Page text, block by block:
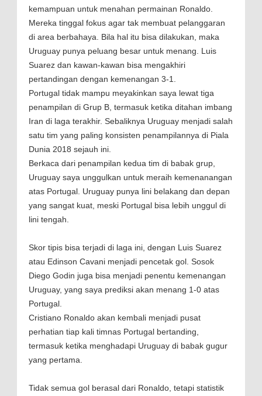
kemampuan untuk menahan permainan Ronaldo.
Mereka tinggal fokus agar tak membuat pelanggaran
di area berbahaya. Bila hal itu bisa dilakukan, maka
Uruguay punya peluang besar untuk menang. Luis
Suarez dan kawan-kawan bisa mengakhiri
pertandingan dengan kemenangan 3-1.
Portugal tidak mampu meyakinkan saya lewat tiga
penampilan di Grup B, termasuk ketika ditahan imbang
Iran di laga terakhir. Sebaliknya Uruguay menjadi salah
satu tim yang paling konsisten penampilannya di Piala
Dunia 2018 sejauh ini.
Berkaca dari penampilan kedua tim di babak grup,
Uruguay saya unggulkan untuk meraih kemenanangan
atas Portugal. Uruguay punya lini belakang dan depan
yang sangat kuat, meski Portugal bisa lebih unggul di
lini tengah.
Skor tipis bisa terjadi di laga ini, dengan Luis Suarez
atau Edinson Cavani menjadi pencetak gol. Sosok
Diego Godin juga bisa menjadi penentu kemenangan
Uruguay, yang saya prediksi akan menang 1-0 atas
Portugal.
Cristiano Ronaldo akan kembali menjadi pusat
perhatian tiap kali timnas Portugal bertanding,
termasuk ketika menghadapi Uruguay di babak gugur
yang pertama.
Tidak semua gol berasal dari Ronaldo, tetapi statistik